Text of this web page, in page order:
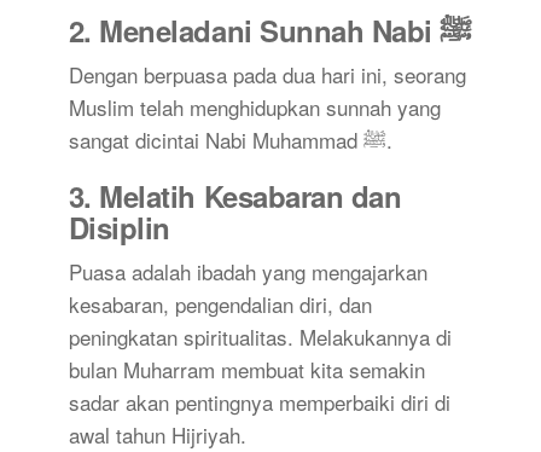
2. Meneladani Sunnah Nabi ﷺ
Dengan berpuasa pada dua hari ini, seorang
Muslim telah menghidupkan sunnah yang
sangat dicintai Nabi Muhammad ﷺ.
3. Melatih Kesabaran dan
Disiplin
Puasa adalah ibadah yang mengajarkan
kesabaran, pengendalian diri, dan
peningkatan spiritualitas. Melakukannya di
bulan Muharram membuat kita semakin
sadar akan pentingnya memperbaiki diri di
awal tahun Hijriyah.